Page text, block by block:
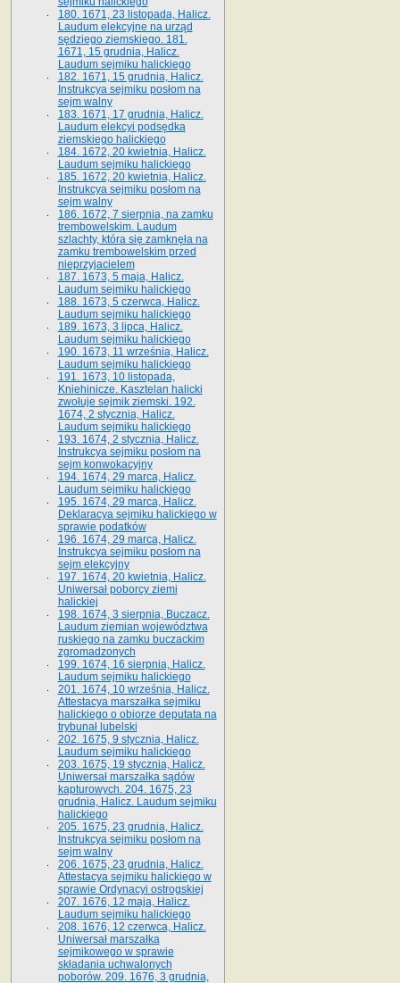
180. 1671, 23 listopada, Halicz.
Laudum elekcyjne na urząd
sędziego ziemskiego. 181.
1671, 15 grudnia, Halicz.
Laudum sejmiku halickiego
182. 1671, 15 grudnia, Halicz.
Instrukcya sejmiku posłom na
sejm walny
183. 1671, 17 grudnia, Halicz.
Laudum elekcyi podsędka
ziemskiego halickiego
184. 1672, 20 kwietnia, Halicz.
Laudum sejmiku halickiego
185. 1672, 20 kwietnia, Halicz.
Instrukcya sejmiku posłom na
sejm walny
186. 1672, 7 sierpnia, na zamku
trembowelskim. Laudum
szlachty, która się zamknęła na
zamku trembowelskim przed
nieprzyjacielem
187. 1673, 5 maja, Halicz.
Laudum sejmiku halickiego
188. 1673, 5 czerwca, Halicz.
Laudum sejmiku halickiego
189. 1673, 3 lipca, Halicz.
Laudum sejmiku halickiego
190. 1673, 11 września, Halicz.
Laudum sejmiku halickiego
191. 1673, 10 listopada,
Kniehinicze. Kasztelan halicki
zwołuje sejmik ziemski. 192.
1674, 2 stycznia, Halicz.
Laudum sejmiku halickiego
193. 1674, 2 stycznia, Halicz.
Instrukcya sejmiku posłom na
sejm konwokacyjny
194. 1674, 29 marca, Halicz.
Laudum sejmiku halickiego
195. 1674, 29 marca, Halicz.
Deklaracya sejmiku halickiego w
sprawie podatków
196. 1674, 29 marca, Halicz.
Instrukcya sejmiku posłom na
sejm elekcyjny
197. 1674, 20 kwietnia, Halicz.
Uniwersał poborcy ziemi
halickiej
198. 1674, 3 sierpnia, Buczacz.
Laudum ziemian województwa
ruskiego na zamku buczackim
zgromadzonych
199. 1674, 16 sierpnia, Halicz.
Laudum sejmiku halickiego
201. 1674, 10 września, Halicz.
Attestacya marszałka sejmiku
halickiego o obiorze deputata na
trybunał lubelski
202. 1675, 9 stycznia, Halicz.
Laudum sejmiku halickiego
203. 1675, 19 stycznia, Halicz.
Uniwersał marszałka sądów
kapturowych. 204. 1675, 23
grudnia, Halicz. Laudum sejmiku
halickiego
205. 1675, 23 grudnia, Halicz.
Instrukcya sejmiku posłom na
sejm walny
206. 1675, 23 grudnia, Halicz.
Attestacya sejmiku halickiego w
sprawie Ordynacyi ostrogskiej
207. 1676, 12 maja, Halicz.
Laudum sejmiku halickiego
208. 1676, 12 czerwca, Halicz.
Uniwersał marszałka
sejmikowego w sprawie
składania uchwalonych
poborów. 209. 1676, 3 grudnia,